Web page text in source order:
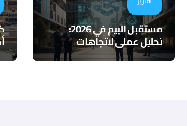
مستقبل البيم في 2026:
تحليل عملي لاتجاهات
التكامل والذكاء الاصطناعي